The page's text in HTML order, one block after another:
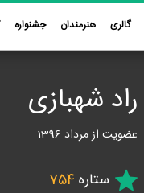
گالری هنرمندان جشنواره
راد شهبازی
عضویت از مرداد 1396
ستاره 754